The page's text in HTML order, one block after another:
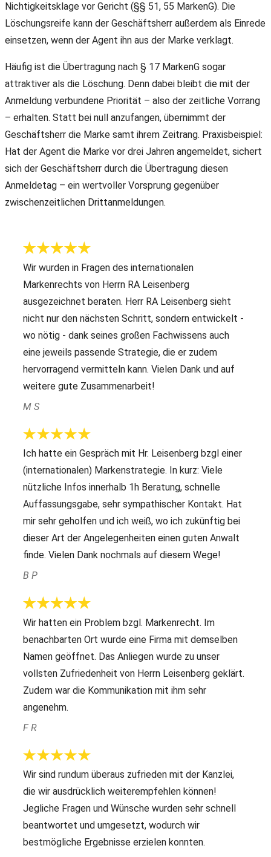
Nichtigkeitsklage vor Gericht (§§ 51, 55 MarkenG). Die
Löschungsreife kann der Geschäftsherr außerdem als Einrede
einsetzen, wenn der Agent ihn aus der Marke verklagt.
Häufig ist die Übertragung nach § 17 MarkenG sogar
attraktiver als die Löschung. Denn dabei bleibt die mit der
Anmeldung verbundene Priorität – also der zeitliche Vorrang
– erhalten. Statt bei null anzufangen, übernimmt der
Geschäftsherr die Marke samt ihrem Zeitrang. Praxisbeispiel:
Hat der Agent die Marke vor drei Jahren angemeldet, sichert
sich der Geschäftsherr durch die Übertragung diesen
Anmeldetag – ein wertvoller Vorsprung gegenüber
zwischenzeitlichen Drittanmeldungen.
Wir wurden in Fragen des internationalen
Markenrechts von Herrn RA Leisenberg
ausgezeichnet beraten. Herr RA Leisenberg sieht
nicht nur den nächsten Schritt, sondern entwickelt -
wo nötig - dank seines großen Fachwissens auch
eine jeweils passende Strategie, die er zudem
hervorragend vermitteln kann. Vielen Dank und auf
weitere gute Zusammenarbeit!
M S
Ich hatte ein Gespräch mit Hr. Leisenberg bzgl einer
(internationalen) Markenstrategie. In kurz: Viele
nützliche Infos innerhalb 1h Beratung, schnelle
Auffassungsgabe, sehr sympathischer Kontakt. Hat
mir sehr geholfen und ich weiß, wo ich zukünftig bei
dieser Art der Angelegenheiten einen guten Anwalt
finde. Vielen Dank nochmals auf diesem Wege!
B P
Wir hatten ein Problem bzgl. Markenrecht. Im
benachbarten Ort wurde eine Firma mit demselben
Namen geöffnet. Das Anliegen wurde zu unser
vollsten Zufriedenheit von Herrn Leisenberg geklärt.
Zudem war die Kommunikation mit ihm sehr
angenehm.
F R
Wir sind rundum überaus zufrieden mit der Kanzlei,
die wir ausdrücklich weiterempfehlen können!
Jegliche Fragen und Wünsche wurden sehr schnell
beantwortet und umgesetzt, wodurch wir
bestmögliche Ergebnisse erzielen konnten.